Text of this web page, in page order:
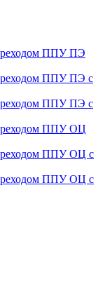
ППУ ПЭ
ППУ ПЭ с
ППУ ПЭ с
ППУ ОЦ
ППУ ОЦ с
ППУ ОЦ с